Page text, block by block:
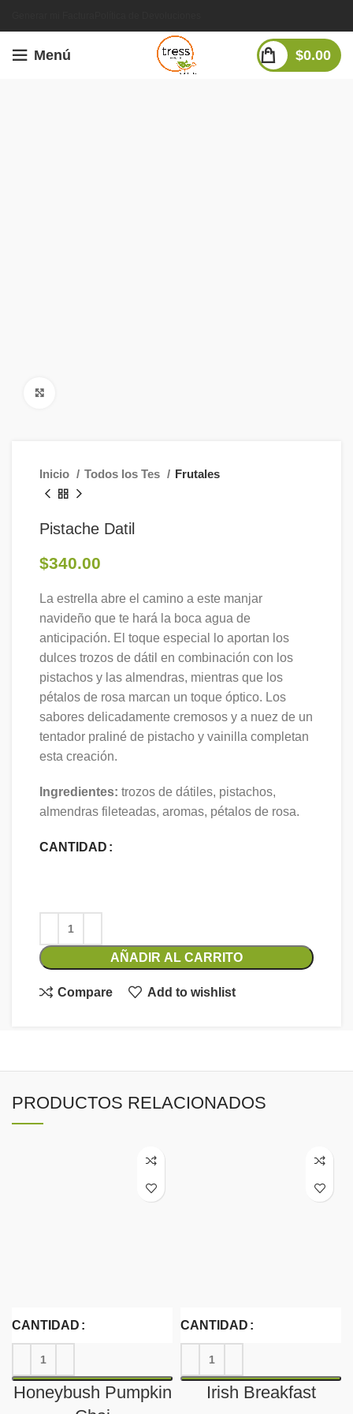
Menú $0.00
Inicio Todos los Tes Frutales
Pistache Datil
$340.00
La estrella abre el camino a este manjar
navideño que te hará la boca agua de
anticipación. El toque especial lo aportan los
dulces trozos de dátil en combinación con los
pistachos y las almendras, mientras que los
pétalos de rosa marcan un toque óptico. Los
sabores delicadamente cremosos y a nuez de un
tentador praliné de pistacho y vainilla completan
esta creación.
Ingredientes: trozos de dátiles, pistachos,
almendras fileteadas, aromas, pétalos de rosa.
CANTIDAD
AÑADIR AL CARRITO
Compare Add to wishlist
PRODUCTOS RELACIONADOS
CANTIDAD
Honeybush Pumpkin
CANTIDAD
Irish Breakfast